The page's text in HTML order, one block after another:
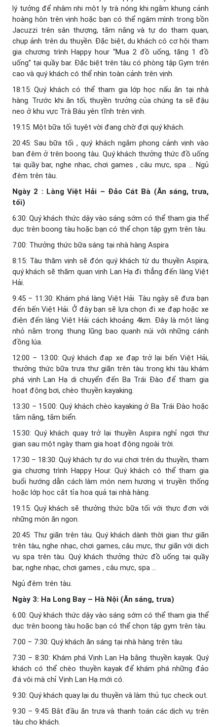
lý tưởng để nhâm nhi một ly trà nóng khi ngắm khung cảnh
hoàng hôn trên vịnh hoặc bạn có thể ngâm mình trong bồn
Jacuzzi trên sân thượng, tắm nắng và tự do tham quan,
chụp ảnh trên du thuyền. Đặc biệt, du khách có cơ hội tham
gia chương trình Happy hour “Mua 2 đồ uống, tặng 1 đồ
uống” tại quầy bar. Đặc biệt trên tàu có phòng tập Gym trên
cao và quý khách có thể nhìn toàn cảnh trên vịnh.
18:15: Quý khách có thể tham gia lớp học nấu ăn tại nhà
hàng. Trước khi ăn tối, thuyền trưởng của chúng ta sẽ đậu
neo ở khu vực Trà Báu yên tĩnh trên vịnh.
19:15: Một bữa tối tuyệt vời đang chờ đợi quý khách.
20:45: Sau bữa tối , quý khách ngắm phong cảnh vịnh vào
ban đêm ở trên boong tàu. Quý khách thưởng thức đồ uống
tại quầy bar, nghe nhạc, chơi games , câu mực, spa … Ngủ
đêm trên tàu.
Ngày 2 : Làng Việt Hải – Đảo Cát Bà (Ăn sáng, trưa,
tối)
6:30: Quý khách thức dậy vào sáng sớm có thể tham gia thể
dục trên boong tàu hoặc bạn có thể chọn tập gym trên tàu.
7:00: Thưởng thức bữa sáng tại nhà hàng Aspira
8:15: Tàu thăm vịnh sẽ đón quý khách từ du thuyền Aspira,
quý khách sẽ thăm quan vịnh Lan Hạ đi thẳng đến làng Việt
Hải.
9:45 – 11:30: Khám phá làng Việt Hải. Tàu ngày sẽ đưa bạn
đến bến Việt Hải. Ở đây bạn sẽ lựa chọn đi xe đạp hoặc xe
điện đến làng Việt Hải cách khoảng 4km. Đây là một làng
nhỏ nằm trong thung lũng bao quanh núi với những cánh
đồng lúa.
12:00 – 13:00: Quý khách đạp xe đạp trở lại bến Việt Hải,
thưởng thức bữa trưa thư giãn trên tàu trong khi tàu khám
phá vịnh Lan Hạ di chuyển đến Ba Trái Đào để tham gia
hoạt động bơi, chèo thuyền kayaking.
13:30 – 15:00: Quý khách chèo kayaking ở Ba Trái Đào hoặc
tắm nắng, tắm biển.
15:30: Quý khách quay trở lại thuyền Aspira nghỉ ngơi thư
gian sau một ngày tham gia hoạt động ngoài trời.
17:30 – 18:30: Quý khách tự do vui chơi trên du thuyền, tham
gia chương trình Happy Hour. Quý khách có thể tham gia
buổi hướng dẫn cách làm món nem hương vị truyền thống
hoặc lớp học cắt tỉa hoa quả tại nhà hàng.
19:15: Quý khách sẽ thưởng thức bữa tối với thực đơn với
những món ăn ngon.
20:45: Thư giãn trên tàu. Quý khách dành thời gian thư giãn
trên tàu, nghe nhạc, chơi games, câu mực, thư giãn với dịch
vụ spa trên tàu. Quý khách thưởng thức đồ uống tại quầy
bar, nghe nhạc, chơi games , câu mực, spa …
Ngủ đêm trên tàu.
Ngày 3: Ha Long Bay – Hà Nội (Ăn sáng, trưa)
6:00: Quý khách thức dậy vào sáng sớm có thể tham gia thể
dục trên boong tàu hoặc bạn có thể chọn tập gym trên tàu.
7:00 – 7:30: Quý khách ăn sáng tại nhà hàng trên tàu.
7:30 – 8:30: Khám phá Vịnh Lan Hạ bằng thuyền kayak. Quý
khách có thể chèo thuyền kayak để khám phá những đảo
đá vôi mà chỉ Vịnh Lan Hạ mới có.
9:30: Quý khách quay lại du thuyền và làm thủ tục check out.
9:30 – 9:45: Bắt đầu ăn trưa và thanh toán các dịch vụ trên
tàu cho khách.